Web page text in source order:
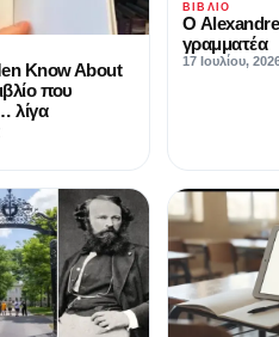
Know About
που
λίγα
ΒΙΒΛΊΟ
Ο
γραμματέα
17 Ιουλίου,